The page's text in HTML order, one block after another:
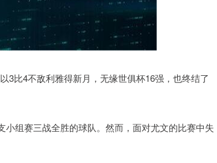
3比4不敌利雅得新月，无缘世俱杯16强，也终结了
组赛三战全胜的球队。然而，面对尤文的比赛中失